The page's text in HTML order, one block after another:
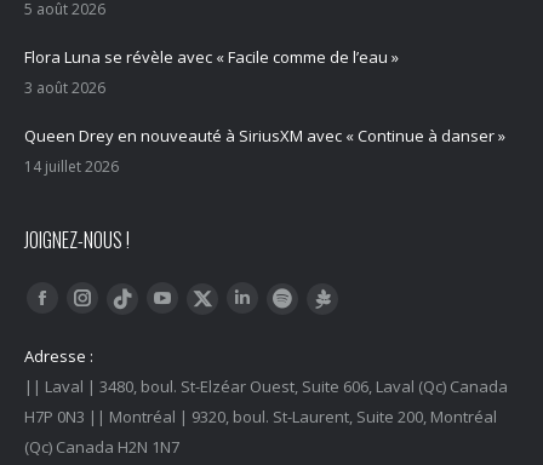
5 août 2026
Flora Luna se révèle avec « Facile comme de l’eau »
3 août 2026
Queen Drey en nouveauté à SiriusXM avec « Continue à danser »
14 juillet 2026
JOIGNEZ-NOUS !
Trouvez nous sur :
FacebookInstagram
Tiktok YouTubeTwitter LinkedInSpotify
Adresse :
|| Laval | 3480, boul. St-Elzéar Ouest, Suite 606, Laval (Qc) Canada
H7P 0N3 || Montréal | 9320, boul. St-Laurent, Suite 200, Montréal
(Qc) Canada H2N 1N7